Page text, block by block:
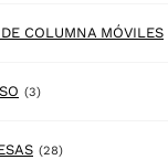
COLUMNA MÓVILES
(3)3 products
(28)28 products